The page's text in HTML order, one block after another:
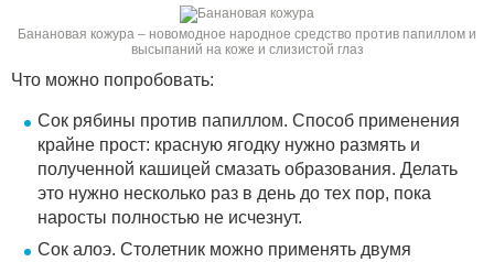
Банановая кожура – новомодное народное средство против папиллом и
высыпаний на коже и слизистой глаз
Что можно попробовать:
Сок рябины против папиллом. Способ применения
крайне прост: красную ягодку нужно размять и
полученной кашицей смазать образования. Делать
это нужно несколько раз в день до тех пор, пока
наросты полностью не исчезнут.
Сок алоэ. Столетник можно применять двумя